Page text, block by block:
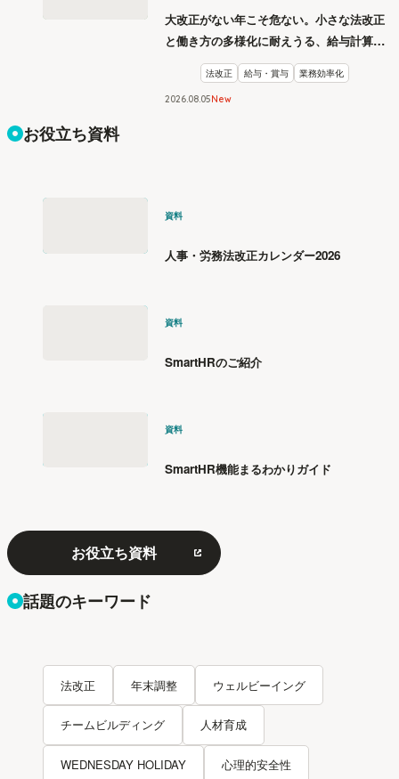
大改正がない年こそ危ない。小さな法改正
と働き方の多様化に耐えうる、給与計算と
リスク管理
法改正 給与・賞与 業務効率化
2026.08 05New
お役立ち資料
資料
人事・労務法改正カレンダー2026
資料
SmartHRのご紹介
資料
SmartHR機能まるわかりガイド
お役立ち資料
話題のキーワード
法改正 年末調整 ウェルビーイング
チームビルディング 人材育成
WEDNESDAY HOLIDAY 心理的安全性